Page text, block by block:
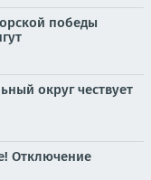
победы
округ чествует
Отключение